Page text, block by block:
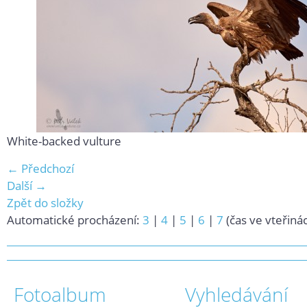
White-backed vulture
← Předchozí
Další →
Zpět do složky
Automatické procházení: 3 | 4 | 5 | 6 | 7 (čas ve
Fotoalbum Vyhledávání